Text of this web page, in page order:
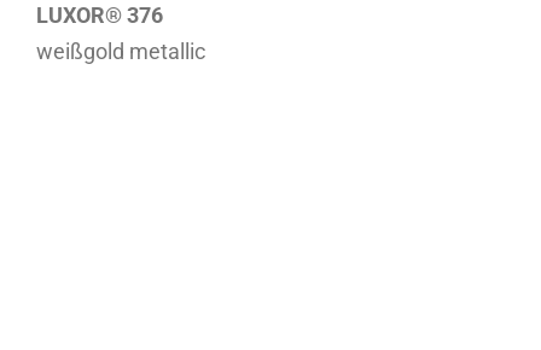
LUXOR® 376
weißgold metallic